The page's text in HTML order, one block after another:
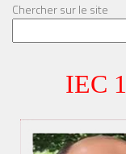
Chercher sur le site
IEC